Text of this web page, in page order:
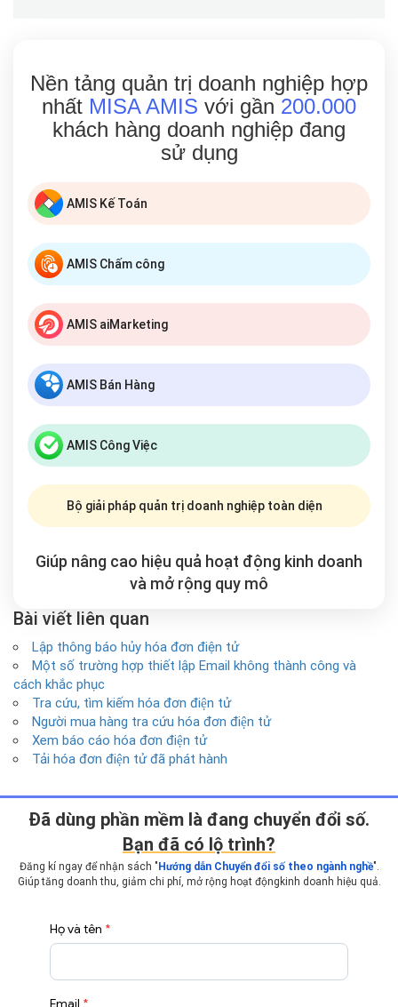
Nền tảng quản trị doanh nghiệp hợp
nhất MISA AMIS với gần 200.000
khách hàng doanh nghiệp đang
sử dụng
AMIS Kế Toán
AMIS Chấm công
AMIS aiMarketing
AMIS Bán Hàng
AMIS Công Việc
Bộ giải pháp quản trị doanh nghiệp toàn diện
Giúp nâng cao hiệu quả hoạt động kinh doanh
và mở rộng quy mô
Bài viết liên quan
Lập thông báo hủy hóa đơn điện tử
Một số trường hợp thiết lập Email không thành công và
cách khắc phục
Tra cứu, tìm kiếm hóa đơn điện tử
Người mua hàng tra cứu hóa đơn điện tử
Xem báo cáo hóa đơn điện tử
Tải hóa đơn điện tử đã phát hành
Ðã dùng phần mềm là đang chuyển đổi số.
Bạn đã có lộ trình?
Đăng kí ngay để nhận sách " Hướng dẫn Chuyển đổi số theo ngành nghề".
Giúp tăng doanh thu, giảm chi phí, mở rộng hoạt động kinh doanh hiệu quả.
Họ và tên *